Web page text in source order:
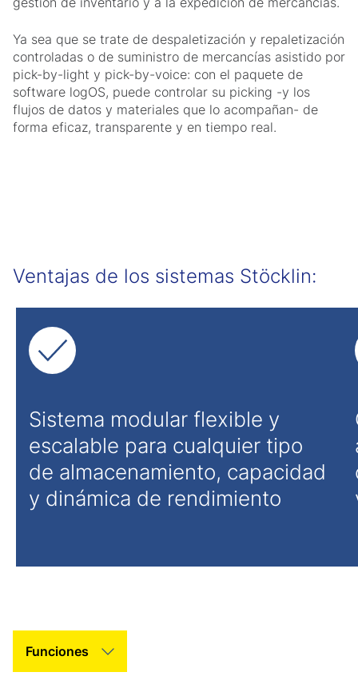
Ya sea que se trate de despaletización y repaletización
controladas o de suministro de mercancías asistido por
pick-by-light y pick-by-voice: con el paquete de
software logOS, puede controlar su picking -y los
flujos de datos y materiales que lo acompañan- de
forma eficaz, transparente y en tiempo real.
Ventajas de los sistemas Stöcklin:
Sistema modular flexible y
escalable para cualquier tipo
de almacenamiento, capacidad
y dinámica de rendimiento
Tab Slider Helper Text